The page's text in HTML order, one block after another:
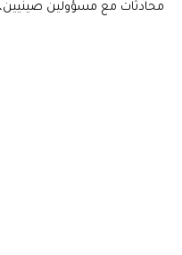
محادثات مع مسؤولين